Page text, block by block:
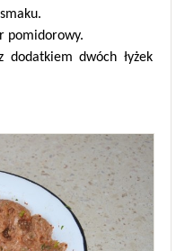
pomidorowy.
dodatkiem dwóch łyżek